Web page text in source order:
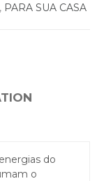
, PARA SUA CASA
do
o